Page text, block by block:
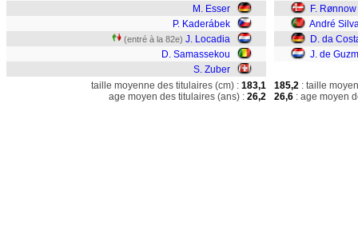
M. Esser
P. Kaderábek
(entré à la 82e) J. Locadia
D. Samassekou
S. Zuber
F. Rønnow
André
D. da
J. de
taille moyenne des titulaires (cm) : 183,1
age moyen des titulaires (ans) : 26,2
185,2 : taille
26,6 : age moyen